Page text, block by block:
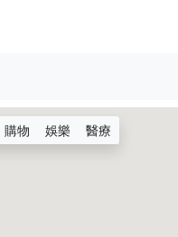
購物 娛樂 醫療